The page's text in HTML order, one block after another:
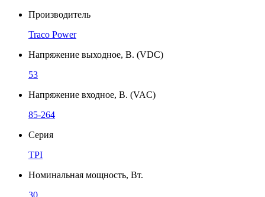
Производитель
Traco Power
Напряжение выходное, В. (VDC)
53
Напряжение входное, В. (VAC)
85-264
Серия
TPI
Номинальная мощность, Вт.
30